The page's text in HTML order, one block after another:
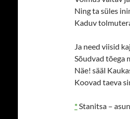
Ning ta süles
Kaduv
Ja need viisid
Sõudvad tõega
Näe! sääl
Koovad taeva
*Stanitsa –